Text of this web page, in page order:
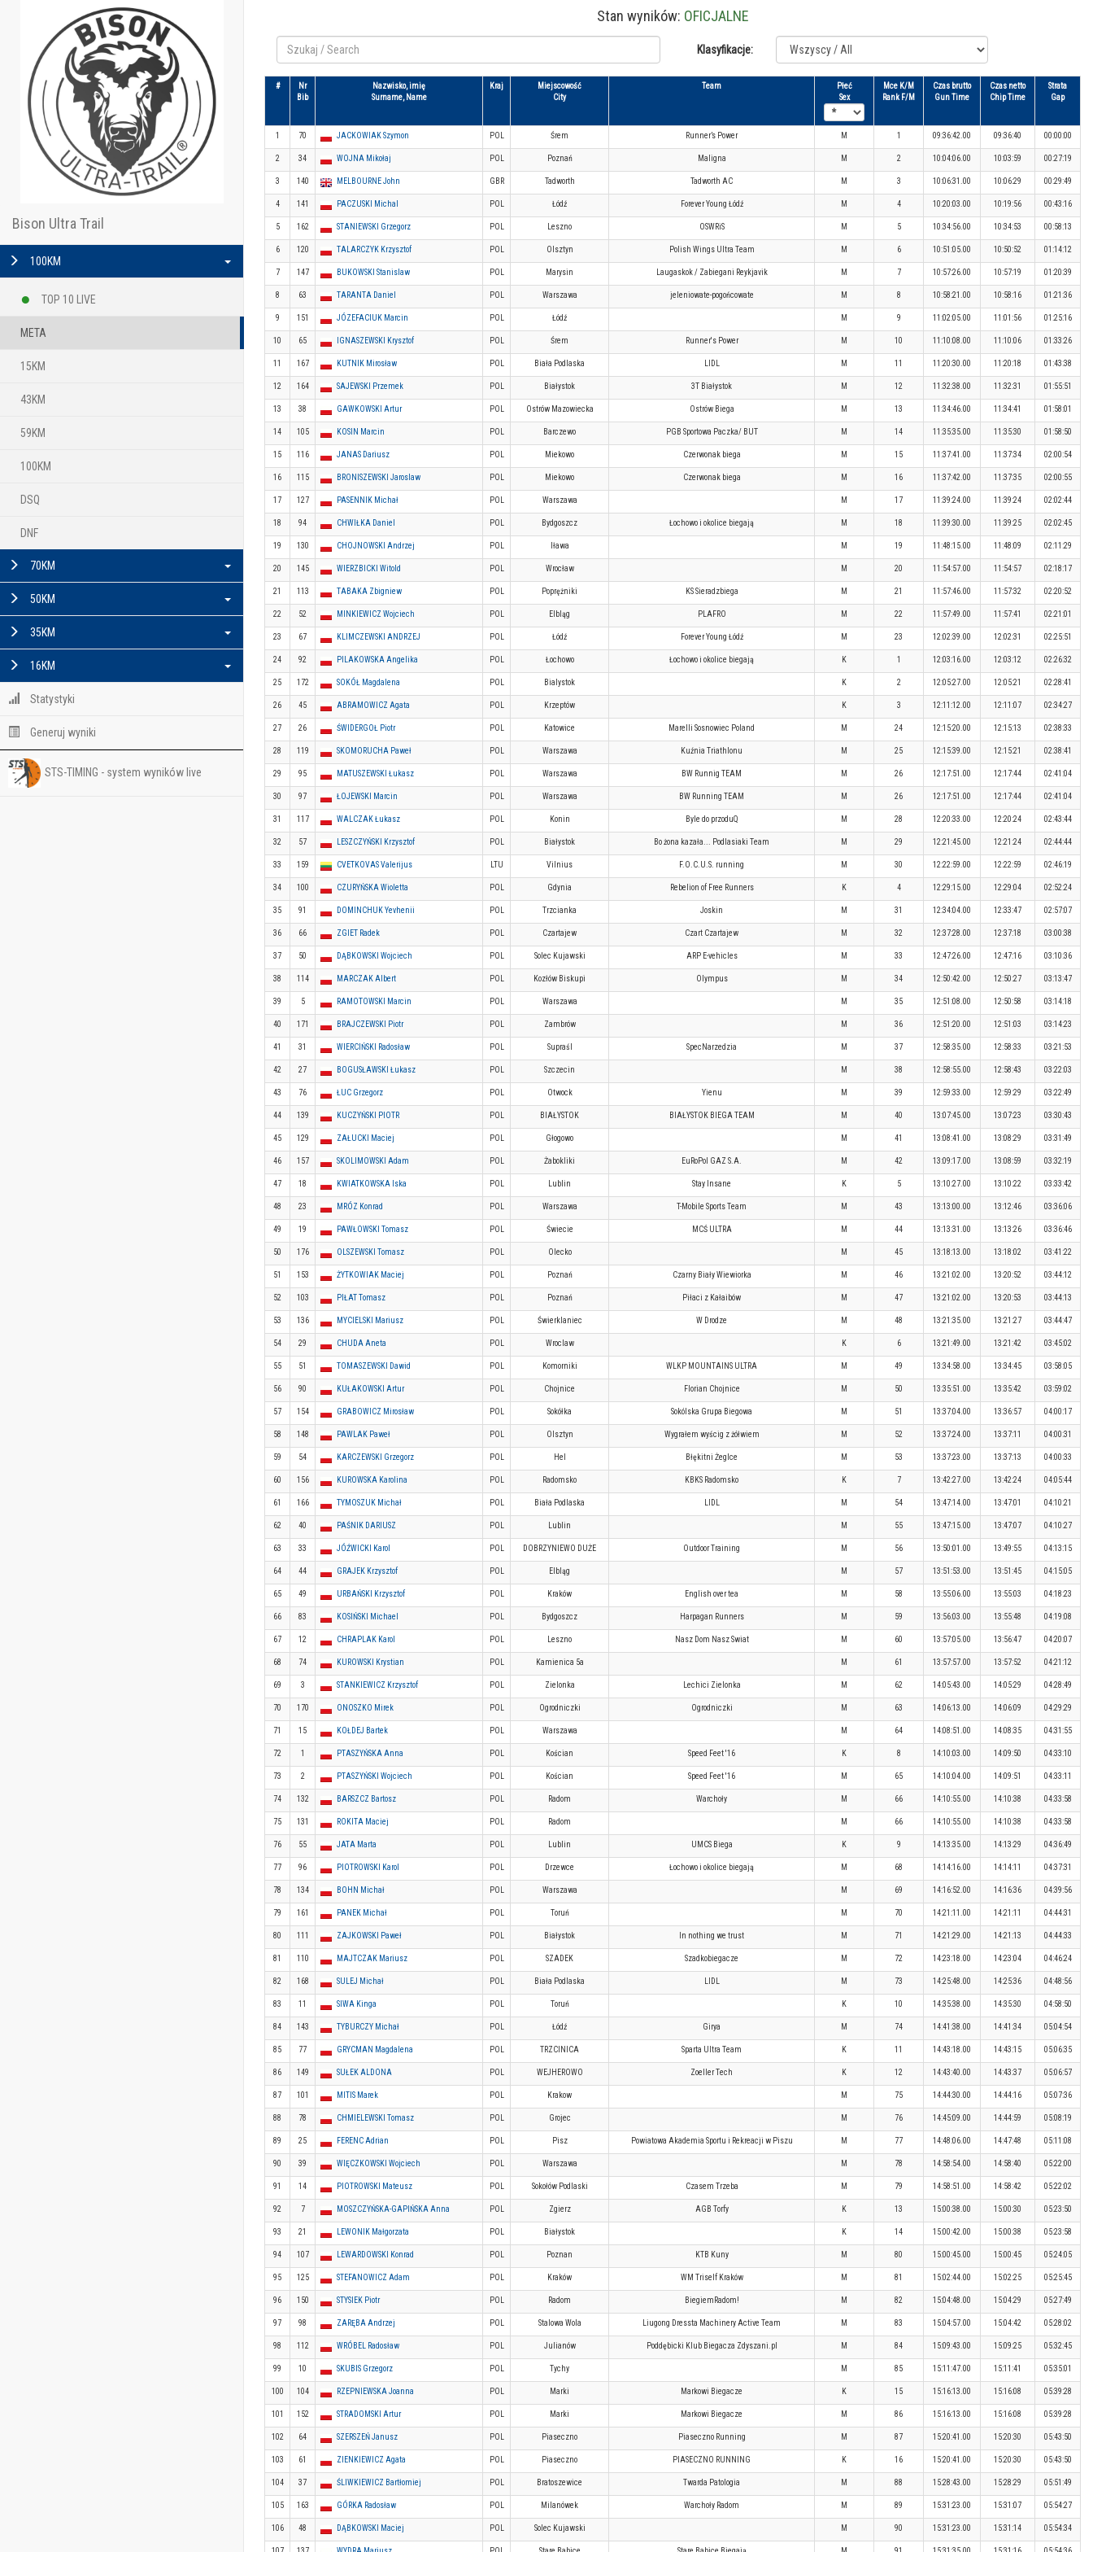
Bison Ultra Trail
100KM
TOP 10 LIVE
META
15KM
43KM
59KM
100KM
DSQ
DNF
70KM
50KM
35KM
16KM
Statystyki
Generuj wyniki
STS-TIMING - system wyników live
Stan wyników: OFICJALNE
Klasyfikacje:
#
Nr
Bib
Nazwisko, imię
Surname, Name
Kraj
Miejscowość
City
Team
Płeć
Sex
Mce K/M
Rank F/M
Czas brutto
Gun Time
Czas netto
Chip Time
Strata
Gap
1 70 JACKOWIAK Szymon POL Śrem Runner’s Power M 1 09:36:42.00 09:36:40 00:00:00
2 34 WOJNA Mikołaj POL Poznań Maligna M 2 10:04:06.00 10:03:59 00:27:19
3 140 MELBOURNE John GBR Tadworth Tadworth AC M 3 10:06:31.00 10:06:29 00:29:49
4 141 PACZUSKI Michal POL Łódź Forever Young Łódź M 4 10:20:03.00 10:19:56 00:43:16
5 162 STANIEWSKI Grzegorz POL Leszno OSWRiS M 5 10:34:56.00 10:34:53 00:58:13
6 120 TALARCZYK Krzysztof POL Olsztyn Polish Wings Ultra Team M 6 10:51:05.00 10:50:52 01:14:12
7 147 BUKOWSKI Stanislaw POL Marysin Laugaskok / Zabiegani Reykjavik M 7 10:57:26.00 10:57:19 01:20:39
8 63 TARANTA Daniel POL Warszawa jeleniowate-pogońcowate M 8 10:58:21.00 10:58:16 01:21:36
9 151 JÓZEFACIUK Marcin POL Łódź M 9 11:02:05.00 11:01:56 01:25:16
10 65 IGNASZEWSKI Krysztof POL Śrem Runner's Power M 10 11:10:08.00 11:10:06 01:33:26
11 167 KUTNIK Mirosław POL Biała Podlaska LIDL M 11 11:20:30.00 11:20:18 01:43:38
12 164 SAJEWSKI Przemek POL Białystok 3T Białystok M 12 11:32:38.00 11:32:31 01:55:51
13 38 GAWKOWSKI Artur POL Ostrów Mazowiecka Ostrów Biega M 13 11:34:46.00 11:34:41 01:58:01
14 105 KOSIN Marcin POL Barczewo PGB Sportowa Paczka/ BUT M 14 11:35:35.00 11:35:30 01:58:50
15 116 JANAS Dariusz POL Miekowo Czerwonak biega M 15 11:37:41.00 11:37:34 02:00:54
16 115 BRONISZEWSKI Jaroslaw POL Miekowo Czerwonak biega M 16 11:37:42.00 11:37:35 02:00:55
17 127 PASENNIK Michał POL Warszawa M 17 11:39:24.00 11:39:24 02:02:44
18 94 CHWIŁKA Daniel POL Bydgoszcz Łochowo i okolice biegają M 18 11:39:30.00 11:39:25 02:02:45
19 130 CHOJNOWSKI Andrzej POL Iława M 19 11:48:15.00 11:48:09 02:11:29
20 145 WIERZBICKI Witold POL Wrocław M 20 11:54:57.00 11:54:57 02:18:17
21 113 TABAKA Zbigniew POL Poprężniki KS Sieradzbiega M 21 11:57:46.00 11:57:32 02:20:52
22 52 MINKIEWICZ Wojciech POL Elbląg PLAFRO M 22 11:57:49.00 11:57:41 02:21:01
23 67 KLIMCZEWSKI ANDRZEJ POL Łódź Forever Young Łódź M 23 12:02:39.00 12:02:31 02:25:51
24 92 PILAKOWSKA Angelika POL Łochowo Łochowo i okolice biegają K 1 12:03:16.00 12:03:12 02:26:32
25 172 SOKÓŁ Magdalena POL Bialystok K 2 12:05:27.00 12:05:21 02:28:41
26 45 ABRAMOWICZ Agata POL Krzeptów K 3 12:11:12.00 12:11:07 02:34:27
27 26 ŚWIDERGOŁ Piotr POL Katowice Marelli Sosnowiec Poland M 24 12:15:20.00 12:15:13 02:38:33
28 119 SKOMORUCHA Paweł POL Warszawa Kuźnia Triathlonu M 25 12:15:39.00 12:15:21 02:38:41
29 95 MATUSZEWSKI Łukasz POL Warszawa BW Runnig TEAM M 26 12:17:51.00 12:17:44 02:41:04
30 97 ŁOJEWSKI Marcin POL Warszawa BW Running TEAM M 26 12:17:51.00 12:17:44 02:41:04
31 117 WALCZAK Łukasz POL Konin Byle do przoduQ M 28 12:20:33.00 12:20:24 02:43:44
32 57 LESZCZYŃSKI Krzysztof POL Białystok Bo żona kazała... Podlasiaki Team M 29 12:21:45.00 12:21:24 02:44:44
33 159 CVETKOVAS Valerijus LTU Vilnius F.O.C.U.S. running M 30 12:22:59.00 12:22:59 02:46:19
34 100 CZURYŃSKA Wioletta POL Gdynia Rebelion of Free Runners K 4 12:29:15.00 12:29:04 02:52:24
35 91 DOMINCHUK Yevhenii POL Trzcianka Joskin M 31 12:34:04.00 12:33:47 02:57:07
36 66 ZGIET Radek POL Czartajew Czart Czartajew M 32 12:37:28.00 12:37:18 03:00:38
37 50 DĄBKOWSKI Wojciech POL Solec Kujawski ARP E-vehicles M 33 12:47:26.00 12:47:16 03:10:36
38 114 MARCZAK Albert POL Kozłów Biskupi Olympus M 34 12:50:42.00 12:50:27 03:13:47
39 5 RAMOTOWSKI Marcin POL Warszawa M 35 12:51:08.00 12:50:58 03:14:18
40 171 BRAJCZEWSKI Piotr POL Zambrów M 36 12:51:20.00 12:51:03 03:14:23
41 31 WIERCIŃSKI Radosław POL Supraśl SpecNarzedzia M 37 12:58:35.00 12:58:33 03:21:53
42 27 BOGUSŁAWSKI Łukasz POL Szczecin M 38 12:58:55.00 12:58:43 03:22:03
43 76 ŁUC Grzegorz POL Otwock Yienu M 39 12:59:33.00 12:59:29 03:22:49
44 139 KUCZYŃSKI PIOTR POL BIAŁYSTOK BIAŁYSTOK BIEGA TEAM M 40 13:07:45.00 13:07:23 03:30:43
45 129 ZAŁUCKI Maciej POL Głogowo M 41 13:08:41.00 13:08:29 03:31:49
46 157 SKOLIMOWSKI Adam POL Żabokliki EuRoPol GAZ S.A. M 42 13:09:17.00 13:08:59 03:32:19
47 18 KWIATKOWSKA Iska POL Lublin Stay Insane K 5 13:10:27.00 13:10:22 03:33:42
48 23 MRÓZ Konrad POL Warszawa T-Mobile Sports Team M 43 13:13:00.00 13:12:46 03:36:06
49 19 PAWŁOWSKI Tomasz POL Świecie MCŚ ULTRA M 44 13:13:31.00 13:13:26 03:36:46
50 176 OLSZEWSKI Tomasz POL Olecko M 45 13:18:13.00 13:18:02 03:41:22
51 153 ŻYTKOWIAK Maciej POL Poznań Czarny Biały Wiewiorka M 46 13:21:02.00 13:20:52 03:44:12
52 103 PIŁAT Tomasz POL Poznań Piłaci z Kałaibów M 47 13:21:02.00 13:20:53 03:44:13
53 136 MYCIELSKI Mariusz POL Świerklaniec W Drodze M 48 13:21:35.00 13:21:27 03:44:47
54 29 CHUDA Aneta POL Wroclaw K 6 13:21:49.00 13:21:42 03:45:02
55 51 TOMASZEWSKI Dawid POL Komorniki WLKP MOUNTAINS ULTRA M 49 13:34:58.00 13:34:45 03:58:05
56 90 KUŁAKOWSKI Artur POL Chojnice Florian Chojnice M 50 13:35:51.00 13:35:42 03:59:02
57 154 GRABOWICZ Mirosław POL Sokółka Sokólska Grupa Biegowa M 51 13:37:04.00 13:36:57 04:00:17
58 148 PAWLAK Paweł POL Olsztyn Wygrałem wyścig z żółwiem M 52 13:37:24.00 13:37:11 04:00:31
59 54 KARCZEWSKI Grzegorz POL Hel Błękitni Żeglce M 53 13:37:23.00 13:37:13 04:00:33
60 156 KUROWSKA Karolina POL Radomsko KBKS Radomsko K 7 13:42:27.00 13:42:24 04:05:44
61 166 TYMOSZUK Michał POL Biała Podlaska LIDL M 54 13:47:14.00 13:47:01 04:10:21
62 40 PAŚNIK DARIUSZ POL Lublin M 55 13:47:15.00 13:47:07 04:10:27
63 33 JÓŹWICKI Karol POL DOBRZYNIEWO DUŻE Outdoor Training M 56 13:50:01.00 13:49:55 04:13:15
64 44 GRAJEK Krzysztof POL Elbląg M 57 13:51:53.00 13:51:45 04:15:05
65 49 URBAŃSKI Krzysztof POL Kraków English over tea M 58 13:55:06.00 13:55:03 04:18:23
66 83 KOSIŃSKI Michael POL Bydgoszcz Harpagan Runners M 59 13:56:03.00 13:55:48 04:19:08
67 12 CHRAPLAK Karol POL Leszno Nasz Dom Nasz Swiat M 60 13:57:05.00 13:56:47 04:20:07
68 74 KUROWSKI Krystian POL Kamienica 5a M 61 13:57:57.00 13:57:52 04:21:12
69 3 STANKIEWICZ Krzysztof POL Zielonka Lechici Zielonka M 62 14:05:43.00 14:05:29 04:28:49
70 170 ONOSZKO Mirek POL Ogrodniczki Ogrodniczki M 63 14:06:13.00 14:06:09 04:29:29
71 15 KOŁDEJ Bartek POL Warszawa M 64 14:08:51.00 14:08:35 04:31:55
72 1 PTASZYŃSKA Anna POL Kościan Speed Feet '16 K 8 14:10:03.00 14:09:50 04:33:10
73 2 PTASZYŃSKI Wojciech POL Kościan Speed Feet '16 M 65 14:10:04.00 14:09:51 04:33:11
74 132 BARSZCZ Bartosz POL Radom Warchoły M 66 14:10:55.00 14:10:38 04:33:58
75 131 ROKITA Maciej POL Radom M 66 14:10:55.00 14:10:38 04:33:58
76 55 JATA Marta POL Lublin UMCS Biega K 9 14:13:35.00 14:13:29 04:36:49
77 96 PIOTROWSKI Karol POL Drzewce Łochowo i okolice biegają M 68 14:14:16.00 14:14:11 04:37:31
78 134 BOHN Michał POL Warszawa M 69 14:16:52.00 14:16:36 04:39:56
79 161 PANEK Michał POL Toruń M 70 14:21:11.00 14:21:11 04:44:31
80 111 ZAJKOWSKI Paweł POL Białystok In nothing we trust M 71 14:21:29.00 14:21:13 04:44:33
81 110 MAJTCZAK Mariusz POL SZADEK Szadkobiegacze M 72 14:23:18.00 14:23:04 04:46:24
82 168 SULEJ Michał POL Biała Podlaska LIDL M 73 14:25:48.00 14:25:36 04:48:56
83 11 SIWA Kinga POL Toruń K 10 14:35:38.00 14:35:30 04:58:50
84 143 TYBURCZY Michał POL Łódź Girya M 74 14:41:38.00 14:41:34 05:04:54
85 77 GRYCMAN Magdalena POL TRZCINICA Sparta Ultra Team K 11 14:43:18.00 14:43:15 05:06:35
86 149 SUŁEK ALDONA POL WEJHEROWO Zoeller Tech K 12 14:43:40.00 14:43:37 05:06:57
87 101 MITIS Marek POL Krakow M 75 14:44:30.00 14:44:16 05:07:36
88 78 CHMIELEWSKI Tomasz POL Grojec M 76 14:45:09.00 14:44:59 05:08:19
89 25 FERENC Adrian POL Pisz Powiatowa Akademia Sportu i Rekreacji w Piszu M 77 14:48:06.00 14:47:48 05:11:08
90 39 WIĘCZKOWSKI Wojciech POL Warszawa M 78 14:58:54.00 14:58:40 05:22:00
91 14 PIOTROWSKI Mateusz POL Sokołów Podlaski Czasem Trzeba M 79 14:58:51.00 14:58:42 05:22:02
92 7 MOSZCZYŃSKA-GAPIŃSKA Anna POL Zgierz AGB Torfy K 13 15:00:38.00 15:00:30 05:23:50
93 21 LEWONIK Małgorzata POL Białystok K 14 15:00:42.00 15:00:38 05:23:58
94 107 LEWARDOWSKI Konrad POL Poznan KTB Kuny M 80 15:00:45.00 15:00:45 05:24:05
95 125 STEFANOWICZ Adam POL Kraków WM Triself Kraków M 81 15:02:44.00 15:02:25 05:25:45
96 150 STYSIEK Piotr POL Radom BiegiemRadom! M 82 15:04:48.00 15:04:29 05:27:49
97 98 ZARĘBA Andrzej POL Stalowa Wola Liugong Dressta Machinery Active Team M 83 15:04:57.00 15:04:42 05:28:02
98 112 WRÓBEL Radosław POL Julianów Poddębicki Klub Biegacza Zdyszani.pl M 84 15:09:43.00 15:09:25 05:32:45
99 10 SKUBIS Grzegorz POL Tychy M 85 15:11:47.00 15:11:41 05:35:01
100 104 RZEPNIEWSKA Joanna POL Marki Markowi Biegacze K 15 15:16:13.00 15:16:08 05:39:28
101 152 STRADOMSKI Artur POL Marki Markowi Biegacze M 86 15:16:13.00 15:16:08 05:39:28
102 64 SZERSZEŃ Janusz POL Piaseczno Piaseczno Running M 87 15:20:41.00 15:20:30 05:43:50
103 61 ZIENKIEWICZ Agata POL Piaseczno PIASECZNO RUNNING K 16 15:20:41.00 15:20:30 05:43:50
104 37 ŚLIWKIEWICZ Bartłomiej POL Bratoszewice Twarda Patologia M 88 15:28:43.00 15:28:29 05:51:49
105 163 GÓRKA Radosław POL Milanówek Warchoły Radom M 89 15:31:23.00 15:31:07 05:54:27
106 48 DĄBKOWSKI Maciej POL Solec Kujawski M 90 15:31:23.00 15:31:14 05:54:34